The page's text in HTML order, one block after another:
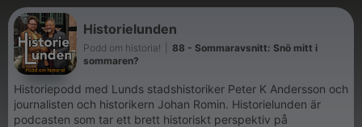
Historielunden
Podd om historia!
88 - Sommaravsnitt: Snö mitt i
sommaren?
Historiepodd med Lunds stadshistoriker Peter K Andersson och
journalisten och historikern Johan Romin. Historielunden är
podcasten som tar ett brett historiskt perspektiv på